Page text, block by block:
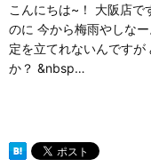
こんにちは~！ 大阪店
のに 今から梅雨やしな
定を立てれないんです
か？ &nbsp…